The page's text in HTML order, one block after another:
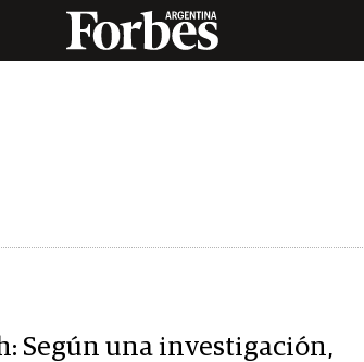
Según una investigación,